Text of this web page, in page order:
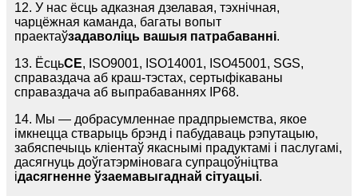
12. У нас ёсць адказная дзелавая, тэхнічная,
чарцёжная каманда, багаты вопыт
праектаўзадаволіць вашыя патрабаванні.
13. ЁсцьCE, ISO9001, ISO14001, ISO45001, SGS,
справаздача аб краш-тэстах, сертыфікаваны
справаздача аб выпрабаваннях IP68.
14. Мы — добрасумленнае прадпрыемства, якое
імкнецца стварыць брэнд і пабудаваць рэпутацыю,
забяспечыць кліентаў якаснымі прадуктамі і паслугамі,
дасягнуць доўгатэрміновага супрацоўніцтва
ідасягненне ўзаемавыгаднай сітуацыі.